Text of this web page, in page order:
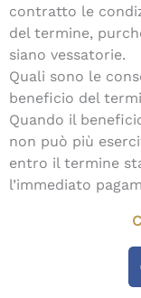
contratto le
del termine,
siano vessatorie.
Quali sono le
beneficio del
Quando il
non può più
entro il termine
l’immediato